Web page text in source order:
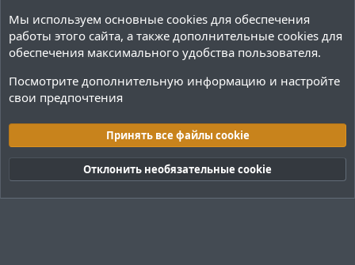
Cookies Тёмная (2020)
Русский (RU)
Обратная связь
Условия и правила
Политика конфиденциальности
Помощь
R
Мы используем основные cookies для обеспечения
работы этого сайта, а также дополнительные cookies для
обеспечения максимального удобства пользователя.
Посмотрите дополнительную информацию и настройте
свои предпочтения
Принять все файлы cookie
Отклонить необязательные cookie